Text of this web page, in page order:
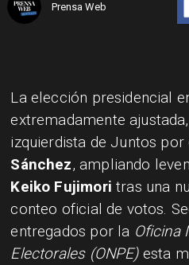
Prensa Web
La elección presidencial
extremadamente
izquierdista de Juntos por
Sánchez, ampliando
Keiko Fujimori tras una
conteo oficial de votos.
entregados por la Oficina
Electorales (ONPE)esta